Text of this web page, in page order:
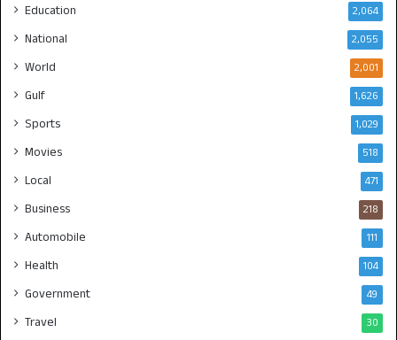
Education 2,064
National 2,055
World 2,001
Gulf 1,626
Sports 1,029
Movies 518
Local 471
Business 218
Automobile 111
Health 104
Government 49
Travel 30